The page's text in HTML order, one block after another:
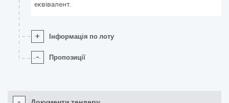
еквівалент.
+ Інформація по лоту
- Пропозиції